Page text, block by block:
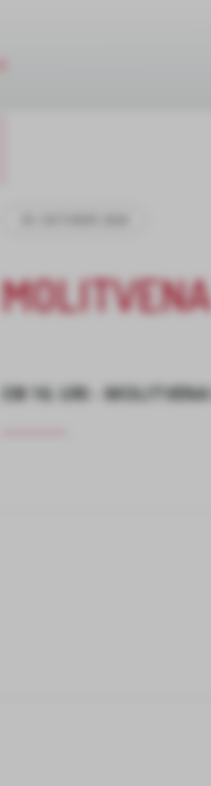
OB 16. URI -